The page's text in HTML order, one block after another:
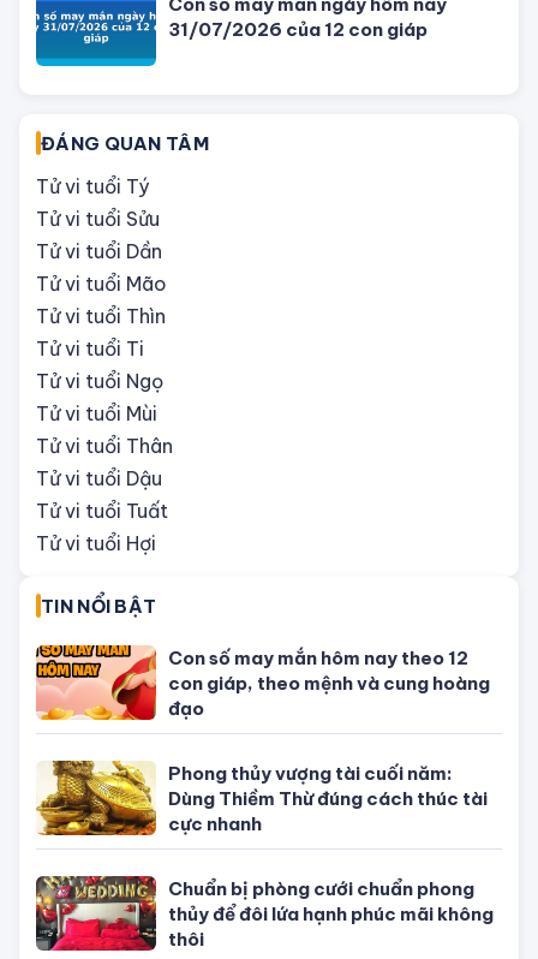
31/07/2026 của 12 con giáp
ĐÁNG QUAN TÂM
Tử vi tuổi Tý
Tử vi tuổi Sửu
Tử vi tuổi Dần
Tử vi tuổi Mão
Tử vi tuổi Thìn
Tử vi tuổi Ti
Tử vi tuổi Ngọ
Tử vi tuổi Mùi
Tử vi tuổi Thân
Tử vi tuổi Dậu
Tử vi tuổi Tuất
Tử vi tuổi Hợi
TIN NỔI BẬT
Con số may mắn hôm nay theo 12
con giáp, theo mệnh và cung hoàng
đạo
Phong thủy vượng tài cuối năm:
Dùng Thiềm Thừ đúng cách thúc tài
cực nhanh
Chuẩn bị phòng cưới chuẩn phong
thủy để đôi lứa hạnh phúc mãi không
thôi